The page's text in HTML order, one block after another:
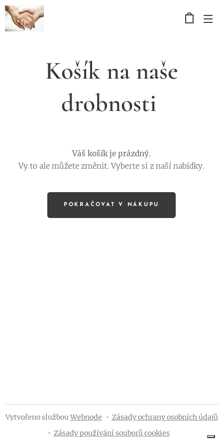
Košík na naše
drobnosti
Váš košík je prázdný.
Vy to ale můžete změnit. Vyberte si z naší nabídky.
POKRAČOVAT V NÁKUPU
Vytvořeno službouWebnode
Zásady ochrany osobních údajů
Zásady používání souborů cookies